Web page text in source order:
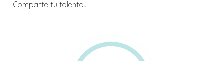
- Comparte tu talento.